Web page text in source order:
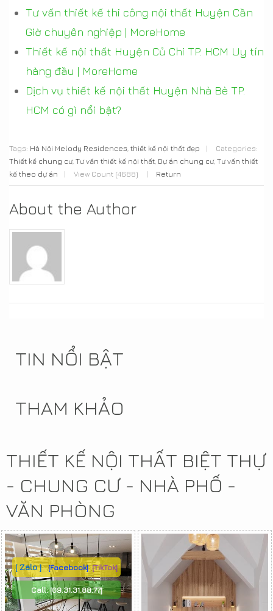
Tư vấn thiết kế thi công nội thất Huyện Cần
Giờ chuyên nghiệp | MoreHome
Thiết kế nội thất Huyện Củ Chi TP. HCM Uy tín
hàng đầu | MoreHome
Dịch vụ thiết kế nội thất Huyện Nhà Bè TP.
HCM có gì nổi bật?
Tags: Hà Nội Melody Residences thiết kế nội thất đẹp |
Categories:
Thiết kế chung cư, Tư vấn thiết kế nội thất Dự án chung cư, Tư vấn thiết
kế theo dự án
| View Count (4688) | Return
About the Author
TIN NỔI BẬT
THAM KHẢO
THIẾT KẾ NỘI THẤT BIỆT THỰ
- CHUNG CƯ - NHÀ PHỐ -
VĂN PHÒNG
[ Zalo ] [Facebook] [TikTok]
Call:[09.31.31.88.77]